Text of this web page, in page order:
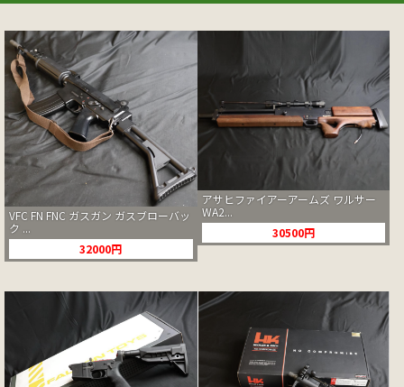
VFC FN FNC ガスガン ガスブローバッ
ク ...
32000円
アサヒファイアーアームズ ワルサー
WA2...
30500円